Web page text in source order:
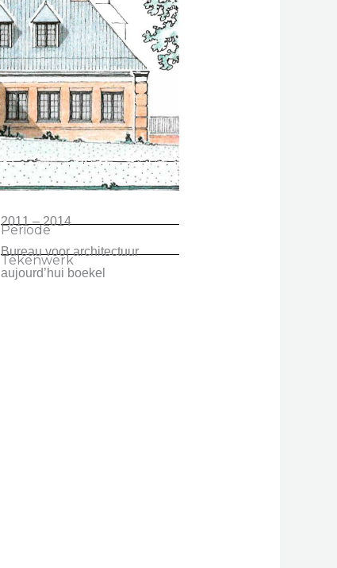
Periode
2011 – 2014
Tekenwerk
Bureau voor architectuur
aujourd’hui boekel